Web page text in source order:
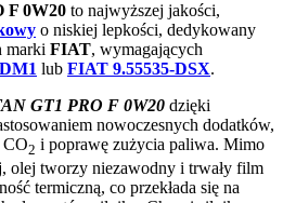
F 0W20 to najwyższej jakości,
o niskiej lepkości, dedykowany
marki FIAT, wymagających
lub FIAT 9.55535-DSX.
GT1 PRO F 0W20 dzięki
nowoczesnych dodatków,
CO2 i poprawę zużycia paliwa. Mimo
olej tworzy niezawodny i trwały film
termiczną, co przekłada się na